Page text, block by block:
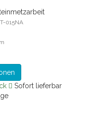
015NA
Sofort lieferbar